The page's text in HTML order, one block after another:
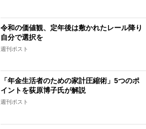
令和の価値観、定年後は敷かれたレール降り
自分で選択を
週刊ポスト
「年金生活者のための家計圧縮術」5つのポ
イントを荻原博子氏が解説
週刊ポスト